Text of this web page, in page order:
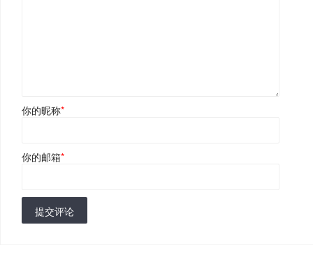
你的昵称*
你的邮箱*
提交评论